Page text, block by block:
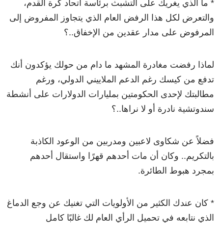
* ما الذي يغريك على التشبث برئاسة اتحاد كرة القدم،
والتعرض لكل هذا الرفض العام الذي يتجاوز المفروض إلى
المرفوض على مدار عقدين من الإخفاق..؟
لماذا رفضت مغادرة المشهد ما دام من حولك يؤكدون أنك
تدفع من كيسك رغم الدعم الملاييني الدولي، ورغم
مطالبتك لإحدى الحكومتين بمليارات الدولارات على أنشطة
سندوتشية نادرة أو لا نراها..؟
فضلاً عن شكاوى لاعبين ومدربين من الوعود الكاذبة
بالتكريم.. وكان أن مات أحدهم قهرًا واستقال أحدهم
بمجرد هبوط الطائرة.
* كان عندك الكثير من الأولويات التي تغنيك عن وجع الدماغ
الذي نتابعه في تحميل الرأي العام لك غالبًا كامل